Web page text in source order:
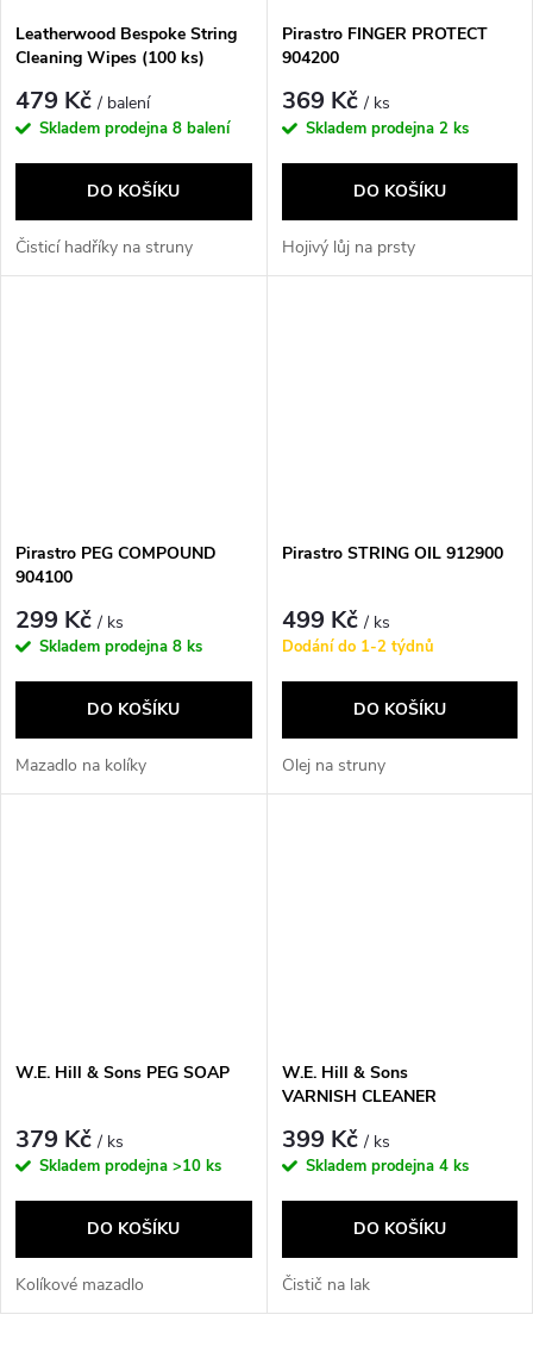
Leatherwood Bespoke String
Cleaning Wipes (100 ks)
479 Kč/ balení
Skladem prodejna 8 balení
DO KOŠÍKU
Čisticí hadříky na struny
Pirastro FINGER PROTECT
904200
369 Kč/ ks
Skladem prodejna 2 ks
DO KOŠÍKU
Hojivý lůj na prsty
Pirastro PEG COMPOUND
904100
299 Kč/ ks
Skladem prodejna 8 ks
DO KOŠÍKU
Mazadlo na kolíky
Pirastro STRING OIL 912900
499 Kč/ ks
Dodání do 1-2 týdnů
DO KOŠÍKU
Olej na struny
W.E. Hill & Sons PEG SOAP
379 Kč/ ks
Skladem prodejna >10 ks
DO KOŠÍKU
Kolíkové mazadlo
W.E. Hill & Sons
VARNISH CLEANER
399 Kč/ ks
Skladem prodejna 4 ks
DO KOŠÍKU
Čistič na lak